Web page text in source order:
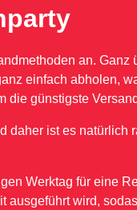
an. Ganz
einfach abholen,
die günstigste
daher ist es natürlich
Werktag für eine
ausgeführt wird,